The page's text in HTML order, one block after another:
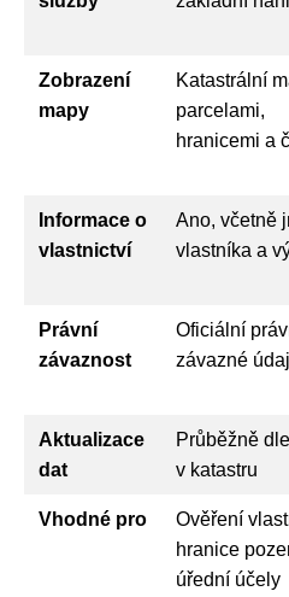
Zobrazení
mapy
Katastrální
parcelami,
hranicemi a
Informace o
vlastnictví
Ano, včetně
vlastníka a
Právní
závaznost
Oficiální
závazné
Aktualizace
dat
Průběžně
v katastru
Vhodné pro
Ověření
hranice
úřední účely